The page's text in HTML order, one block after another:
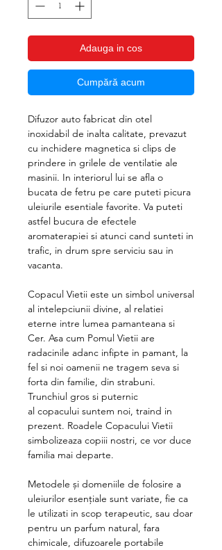
Adauga in cos
Cumpără acum
Difuzor auto fabricat din otel
inoxidabil de inalta calitate, prevazut
cu inchidere magnetica si clips de
prindere in grilele de ventilatie ale
masinii. In interiorul lui se afla o
bucata de fetru pe care puteti picura
uleiurile esentiale favorite. Va puteti
astfel bucura de efectele
aromaterapiei si atunci cand sunteti in
trafic, in drum spre serviciu sau in
vacanta.
Copacul Vietii este un simbol universal
al intelepciunii divine, al relatiei
eterne intre lumea pamanteana si
Cer. Asa cum Pomul Vietii are
radacinile adanc infipte in pamant, la
fel si noi oamenii ne tragem seva si
forta din familie, din strabuni.
Trunchiul gros si puternic
al copacului suntem noi, traind in
prezent. Roadele Copacului Vietii
simbolizeaza copiii nostri, ce vor duce
familia mai departe.
Metodele și domeniile de folosire a
uleiurilor esențiale sunt variate, fie ca
le utilizati in scop terapeutic, sau doar
pentru un parfum natural, fara
chimicale, difuzoarele portabile